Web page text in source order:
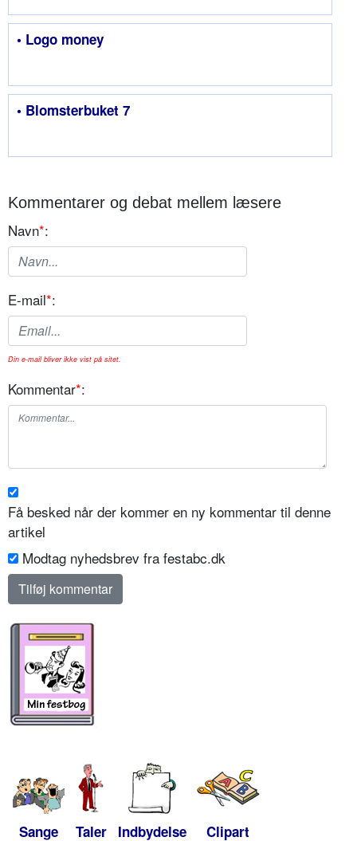
• Logo money
• Blomsterbuket 7
Kommentarer og debat mellem læsere
Navn*:
E-mail*:
Din e-mail bliver ikke vist på sitet.
Kommentar*:
Få besked når der kommer en ny kommentar til denne
artikel
Modtag nyhedsbrev fra festabc.dk
Sange Taler Indbydelse Clipart